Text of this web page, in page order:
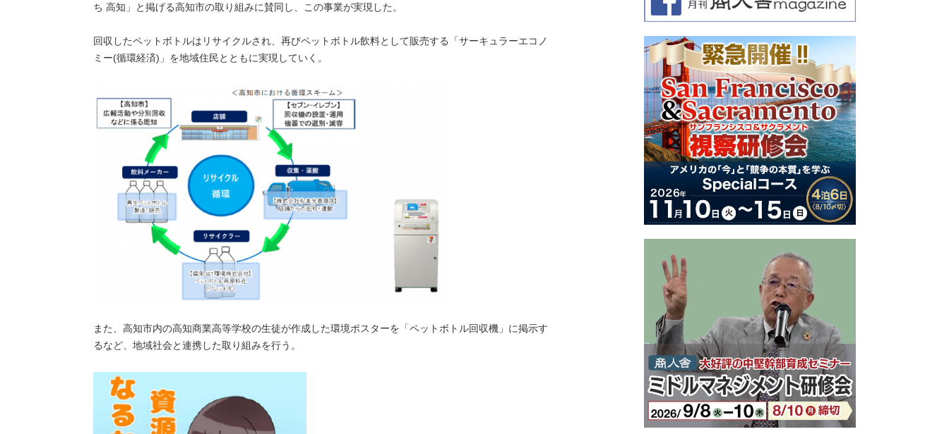
ち 高知」と掲げる高知市の取り組みに賛同し、この事業が実現した。
回収したペットボトルはリサイクルされ、再びペットボトル飲料として販売する「サーキュラーエコノ
ミー(循環経済)」を地域住民とともに実現していく。
また、高知市内の高知商業高等学校の生徒が作成した環境ポスターを「ペットボトル回収機」に掲示す
るなど、地域社会と連携した取り組みを行う。